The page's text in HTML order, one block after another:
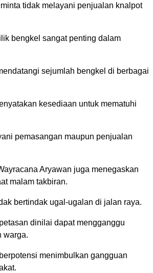
tidak melayani penjualan knalpot
bengkel sangat penting dalam
sejumlah bengkel di berbagai
kesediaan untuk mematuhi
pemasangan maupun penjualan
Aryawan juga menegaskan
malam takbiran.
bertindak ugal-ugalan di jalan raya.
dinilai dapat mengganggu
warga.
menimbulkan gangguan